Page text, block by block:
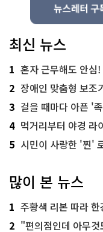
최신 뉴스
1 혼자 근무해도 안
2 장애인 맞춤형 보조기
3 걸을 때마다 아픈 '족
4 먹거리부터 야경
5 시민이 사랑한 '찐' 로
많이 본 뉴스
1 주황색 리본 따라 한강
2 "편의점인데 아무것도